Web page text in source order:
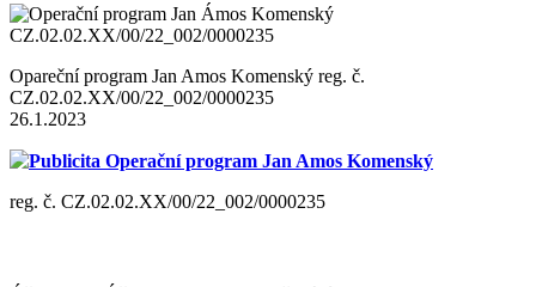
Opareční program Jan Amos Komenský reg. č.
CZ.02.02.XX/00/22_002/0000235
26.1.2023
Publicita Operační program Jan Amos Komenský
reg. č. CZ.02.02.XX/00/22_002/0000235